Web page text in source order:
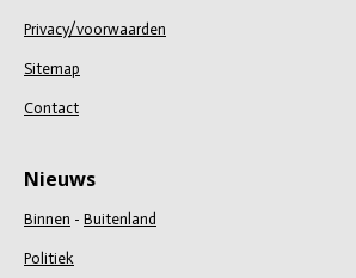
Privacy/voorwaarden
Sitemap
Contact
Nieuws
Binnen - Buitenland
Politiek